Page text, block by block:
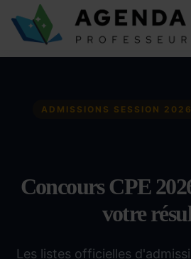
ADMISSIONS SESSION
Concours CPE
votre
Les listes officielles